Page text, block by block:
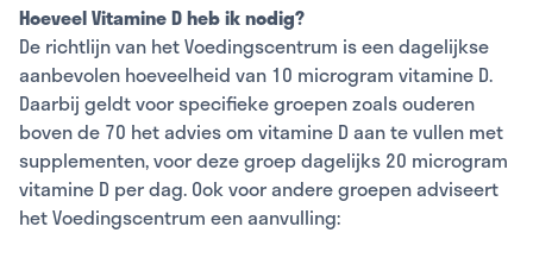
Hoeveel Vitamine D heb ik nodig?
De richtlijn van het Voedingscentrum is een dagelijkse
aanbevolen hoeveelheid van 10 microgram vitamine D.
Daarbij geldt voor specifieke groepen zoals ouderen
boven de 70 het advies om vitamine D aan te vullen met
supplementen, voor deze groep dagelijks 20 microgram
vitamine D per dag. Ook voor andere groepen adviseert
het Voedingscentrum een aanvulling: